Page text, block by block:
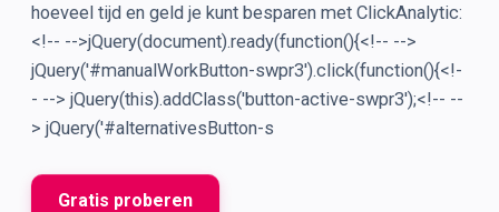
hoeveel tijd en geld je kunt besparen met ClickAnalytic:
<!-- -->jQuery(document).ready(function(){<!-- -->
jQuery('#manualWorkButton-swpr3').click(function(){<!-
- --> jQuery(this).addClass('button-active-swpr3');<!-- --
> jQuery('#alternativesButton-s
Gratis proberen